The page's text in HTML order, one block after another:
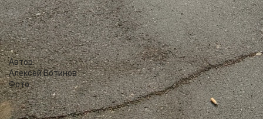
Каратанова". Других изменений в схеме не планируется.
Информацию о движении общественного транспорта можно
уточнить по телефону 256-84-00 или на сайте mu-kgt.ru .​
Автор:
Алексей Вотинов
Фото:
Читайте также